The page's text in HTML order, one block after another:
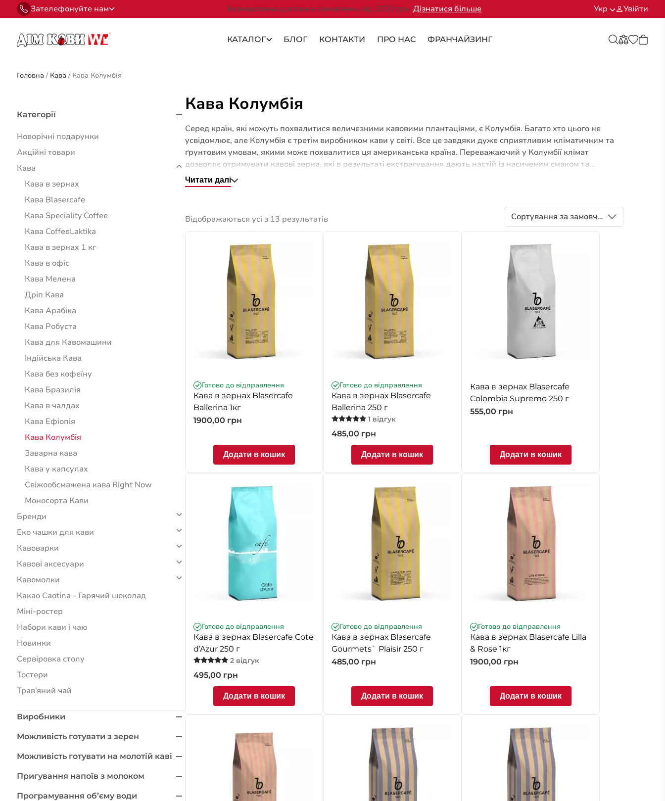
Зателефонуйте нам Безкоштовна доставка замовлень від 2000 грн.Дізнатися більше Укр Увійти
КАТАЛОГ БЛОГ КОНТАКТИ ПРО НАС ФРАНЧАЙЗИНГ
Головна / Кава / Кава Колумбія
Категорії
Новорічні подарунки
Акційні товари
Кава
Кава в зернах
Кава Blasercafe
Кава Speciality Coffee
Кава CoffeeLaktika
Кава в зернах 1 кг
Кава в офіс
Кава Мелена
Дріп Кава
Кава Арабіка
Кава Робуста
Кава для Кавомашини
Індійська Кава
Кава без кофеїну
Кава Бразилія
Кава в чалдах
Кава Ефіопія
Кава Колумбія
Заварна кава
Кава у капсулах
Свіжообсмажена кава Right Now
Моносорта Кави
Бренди
Еко чашки для кави
Кавоварки
Кавові аксесуари
Кавомолки
Какао Caotina - Гарячий шоколад
Міні-ростер
Набори кави і чаю
Новинки
Сервіровка столу
Тостери
Трав'яний чай
Виробники
Можливість готувати з зерен
Можливість готувати на молотій каві
Пригування напоїв з молоком
Програмування обʼєму води
Кава Колумбія
Серед країн, які можуть похвалитися величезними кавовими плантаціями, є Колумбія. Багато хто цього не
усвідомлює, але Колумбія є третім виробником кави у світі. Все це завдяки дуже сприятливим кліматичним та
ґрунтовим умовам, якими може похвалитися ця американська країна. Переважаючий у Колумбії клімат
дозволяє отримувати кавові зерна, які в результаті екстрагування дають настій із насиченим смаком та
неповторним ароматом. Кава Колумбія тут виготовляється дуже багато щорічно, понад 700 мільйонів
кілограмів.
Читати далі
Відображаються усі з 13 результатів Сортування за замовчуванням
Готово до відправлення
Кава в зернах Blasercafe
Ballerina 1кг
1900,00 грн
Додати в кошик
Готово до відправлення
Кава в зернах Blasercafe
Ballerina 250 г
5.00
1 відгук
485,00 грн
Додати в кошик
Кава в зернах Blasercafe
Colombia Supremo 250 г
555,00 грн
Додати в кошик
Готово до відправлення
Кава в зернах Blasercafe Cote
d’Azur 250 г
5.00
2 відгук
495,00 грн
Додати в кошик
Готово до відправлення
Кава в зернах Blasercafe
Gourmets` Plaisir 250 г
485,00 грн
Додати в кошик
Готово до відправлення
Кава в зернах Blasercafe Lilla
& Rose 1кг
1900,00 грн
Додати в кошик